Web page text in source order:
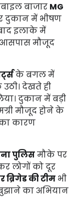
बाजार MG
दुकान में भीषण
इलाके में
मौजूद
के बगल में
देखते ही
दुकान में बड़ी
मौजूद होने के
कारण
पुलिसमौके पर
लोगों को दूर
ब्रिगेड की टीम भी
का अभियान